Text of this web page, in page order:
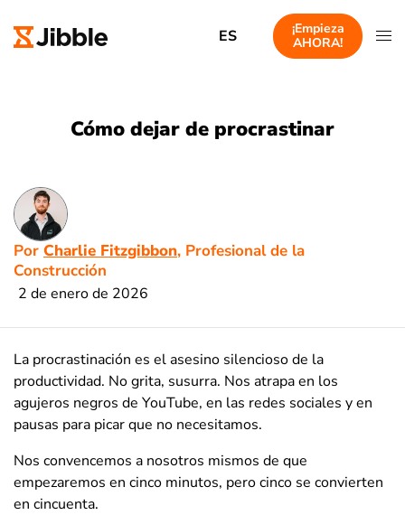
ES
¡Empieza
AHORA!
Cómo dejar de procrastinar
Por Charlie Fitzgibbon, Profesional de la
Construcción
2 de enero de 2026
La procrastinación es el asesino silencioso de la
productividad. No grita, susurra. Nos atrapa en los
agujeros negros de YouTube, en las redes sociales y en
pausas para picar que no necesitamos.
Nos convencemos a nosotros mismos de que
empezaremos en cinco minutos, pero cinco se convierten
en cincuenta.